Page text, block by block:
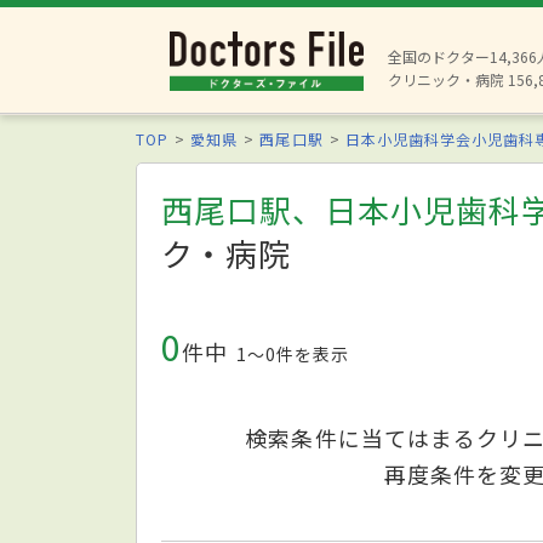
全国のドクター14,366
クリニック・病院
TOP 愛知県 西尾口駅 日本小児歯科学会小児歯科
西尾口駅、日本小児歯科
ク・病院
0件中 1〜0件を表示
検索条件に当てはまるクリ
再度条件を変